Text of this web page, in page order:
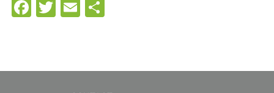
FacebookTwitterEmail